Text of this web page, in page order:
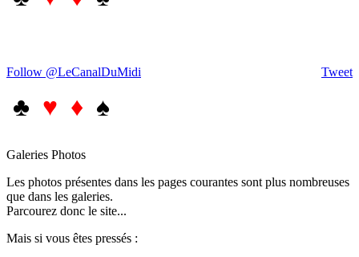
Tweet
Follow @LeCanalDuMidi
♣ ♥ ♦ ♠
Galeries Photos
Les photos présentes dans les pages courantes sont plus nombreuses
que dans les galeries.
Parcourez donc le site...
Mais si vous êtes pressés :